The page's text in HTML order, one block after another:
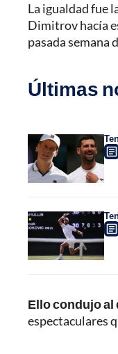
La igualdad fue
Dimitrov hacía
pasada semana
Últimas
Ello condujo al
espectaculares